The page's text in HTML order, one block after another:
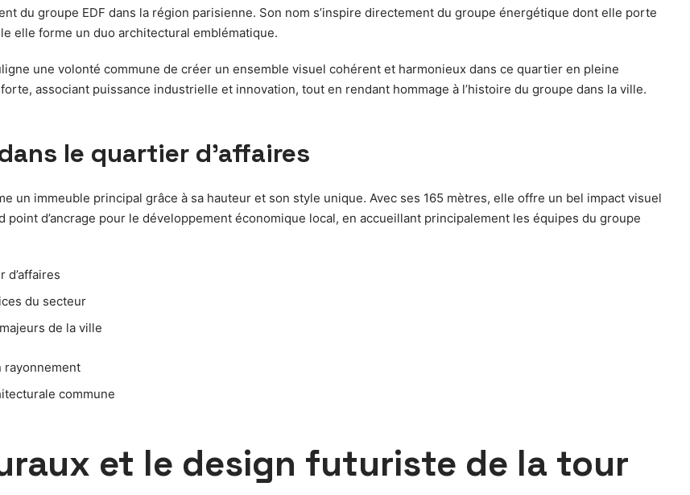
du groupe EDF dans la région parisienne. Son nom s’inspire directement du groupe énergétique dont elle porte
elle forme un duo architectural emblématique.
une volonté commune de créer un ensemble visuel cohérent et harmonieux dans ce quartier en pleine
associant puissance industrielle et innovation, tout en rendant hommage à l’histoire du groupe dans la ville.
le quartier d’affaires
un immeuble principal grâce à sa hauteur et son style unique. Avec ses 165 mètres, elle offre un bel impact visuel
d’ancrage pour le développement économique local, en accueillant principalement les équipes du groupe
du secteur
de la ville
rayonnement
commune
et le design futuriste de la tour